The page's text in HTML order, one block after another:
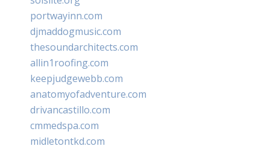
portwayinn.com
djmaddogmusic.com
thesoundarchitects.com
allin1roofing.com
keepjudgewebb.com
anatomyofadventure.com
drivancastillo.com
cmmedspa.com
midletontkd.com